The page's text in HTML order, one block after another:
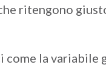
ritengono
la